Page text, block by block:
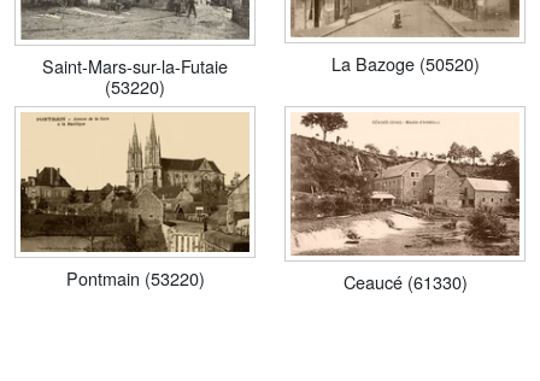
Saint-Mars-sur-la-Futaie
(53220)
La Bazoge (50520)
Pontmain (53220) Ceaucé (61330)